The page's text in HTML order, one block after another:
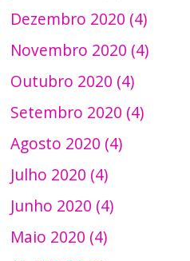
Dezembro 2020 (4)
Novembro 2020 (4)
Outubro 2020 (4)
Setembro 2020 (4)
Agosto 2020 (4)
Julho 2020 (4)
Junho 2020 (4)
Maio 2020 (4)